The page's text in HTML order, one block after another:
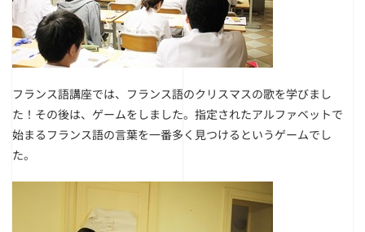
フランス語講座では、フランス語のクリスマスの歌を学びまし
た！その後は、ゲームをしました。指定されたアルファベットで
始まるフランス語の言葉を一番多く見つけるというゲームでし
た。